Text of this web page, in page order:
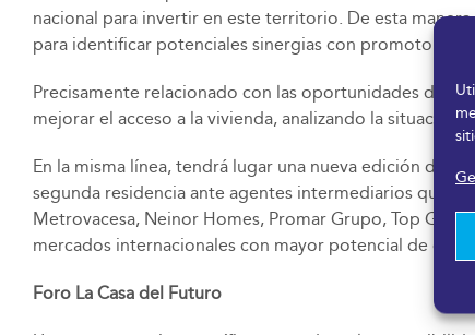
nacional para invertir en este territorio. De esta
para identificar potenciales sinergias con promotores,
Precisamente relacionado con las oportunidades de
mejorar el acceso a la vivienda, analizando la
En la misma línea, tendrá lugar una nueva edición de
segunda residencia ante agentes intermediarios que
Metrovacesa, Neinor Homes, Promar Grupo, Top
mercados internacionales con mayor potencial de
Foro La Casa del Futuro